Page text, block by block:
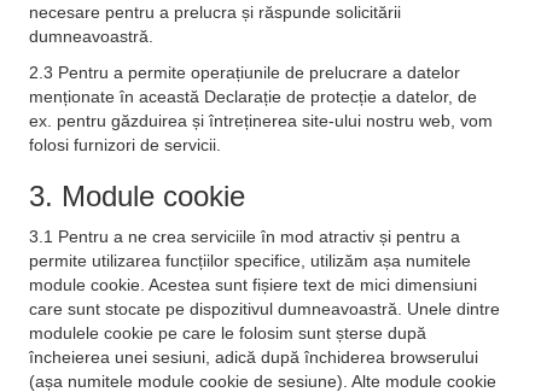
necesare pentru a prelucra și răspunde solicitării
dumneavoastră.
2.3 Pentru a permite operațiunile de prelucrare a datelor
menționate în această Declarație de protecție a datelor, de
ex. pentru găzduirea și întreținerea site-ului nostru web, vom
folosi furnizori de servicii.
3. Module cookie
3.1 Pentru a ne crea serviciile în mod atractiv și pentru a
permite utilizarea funcțiilor specifice, utilizăm așa numitele
module cookie. Acestea sunt fișiere text de mici dimensiuni
care sunt stocate pe dispozitivul dumneavoastră. Unele dintre
modulele cookie pe care le folosim sunt șterse după
încheierea unei sesiuni, adică după închiderea browserului
(așa numitele module cookie de sesiune). Alte module cookie